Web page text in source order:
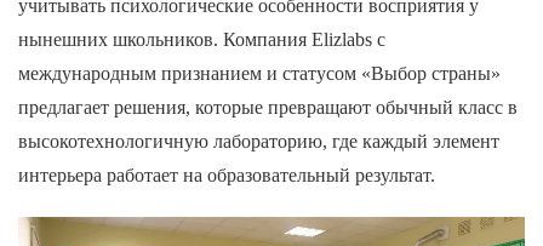
учитывать психологические особенности восприятия у
нынешних школьников. Компания Elizlabs с
международным признанием и статусом «Выбор страны»
предлагает решения, которые превращают обычный класс в
высокотехнологичную лабораторию, где каждый элемент
интерьера работает на образовательный результат.